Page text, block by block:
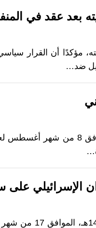
بعد عقد في
مؤكدًا أن القرار
ضد…
الإسرائيلي على